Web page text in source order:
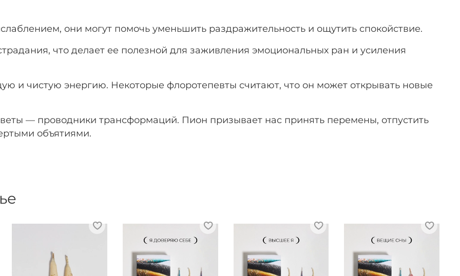
они могут помочь уменьшить раздражительность и ощутить спокойствие.
что делает ее полезной для заживления эмоциональных ран и усиления
и чистую энергию. Некоторые флоротепевты считают, что он может открывать новые
— проводники трансформаций. Пион призывает нас принять перемены, отпустить
объятиями.